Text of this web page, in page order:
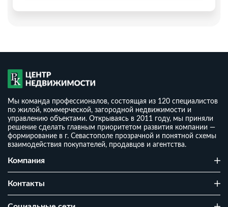
Уютный загородный дом в тихом районе Севастополя
8 200 000
1
Мы команда профессионалов, состоящая из 120 специалистов
по жилой, коммерческой, загородной недвижимости и
управлению объектами. Открываясь в 2011 году, мы приняли
решение сделать главным приоритетом развития компании —
формирование в г. Севастополе прозрачной и понятной схемы
взаимодействия покупателей, продавцов и агентства.
Компания
Контакты